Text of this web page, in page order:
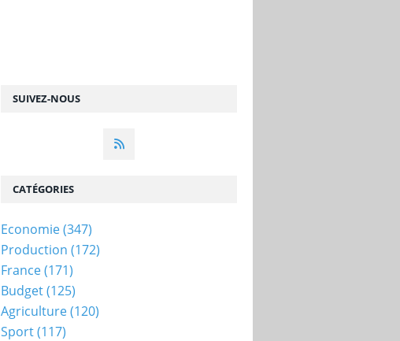
SUIVEZ-NOUS
CATÉGORIES
Economie(347)
Production (172)
France(171)
Budget(125)
Agriculture(120)
Sport(117)